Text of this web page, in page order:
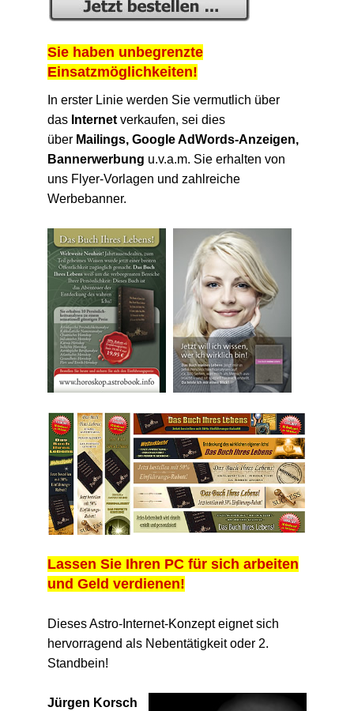
Sie haben unbegrenzte
Einsatzmöglichkeiten!
In erster Linie werden Sie vermutlich über
das Internet verkaufen, sei dies
über Mailings, Google AdWords-Anzeigen,
Bannerwerbung u.v.a.m. Sie erhalten von
uns Flyer-Vorlagen und zahlreiche
Werbebanner.
Lassen Sie Ihren PC für sich arbeiten
und Geld verdienen!
Dieses Astro-Internet-Konzept eignet sich
hervorragend als Nebentätigkeit oder 2.
Standbein!
Jürgen Korsch